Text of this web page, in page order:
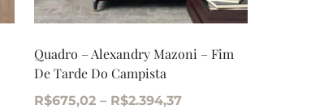
Quadro – Alexandry Mazoni – Fim
De Tarde Do Campista
R$675,02 – R$2.394,37